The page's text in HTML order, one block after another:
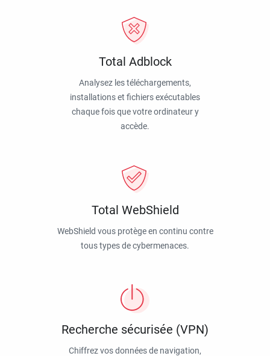
Total Adblock
Analysez les téléchargements,
installations et fichiers exécutables
chaque fois que votre ordinateur y
accède.
Total WebShield
WebShield vous protège en continu contre
tous types de cybermenaces.
Recherche sécurisée (VPN)
Chiffrez vos données de navigation,